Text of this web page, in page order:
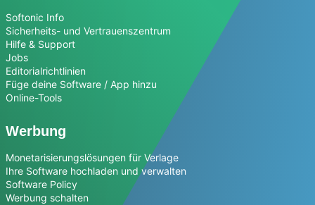
Softonic Info
Sicherheits- und Vertrauenszentrum
Hilfe & Support
Jobs
Editorialrichtlinien
Füge deine Software / App hinzu
Online-Tools
Werbung
Monetarisierungslösungen für Verlage
Ihre Software hochladen und verwalten
Software Policy
Werbung schalten